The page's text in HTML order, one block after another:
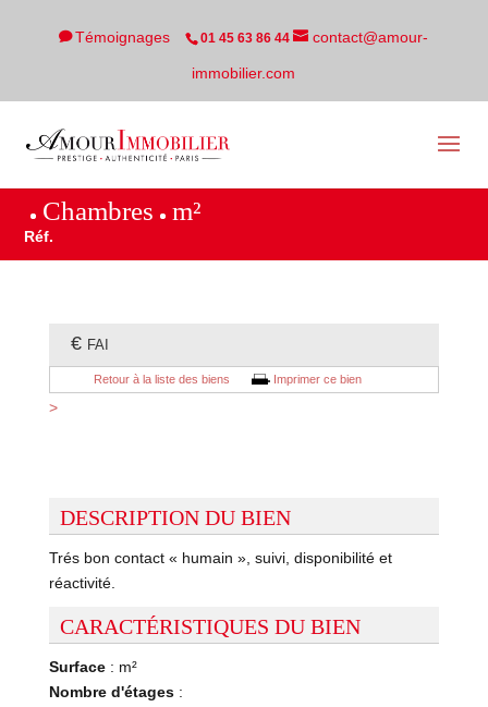
Témoignages 01 45 63 86 44 contact@amour-
immobilier.com
Chambres m²
Réf.
€ FAI
Retour à la liste des biens Imprimer ce bien
>
DESCRIPTION DU BIEN
Trés bon contact « humain », suivi, disponibilité et
réactivité.
CARACTÉRISTIQUES DU BIEN
Surface: m²
Nombre d'étages: